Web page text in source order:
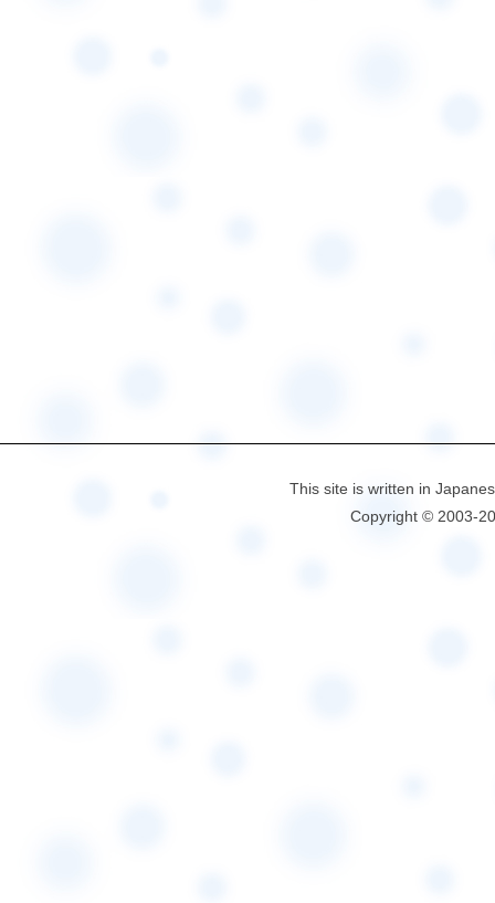
This site is written in
Copyright © 2003-